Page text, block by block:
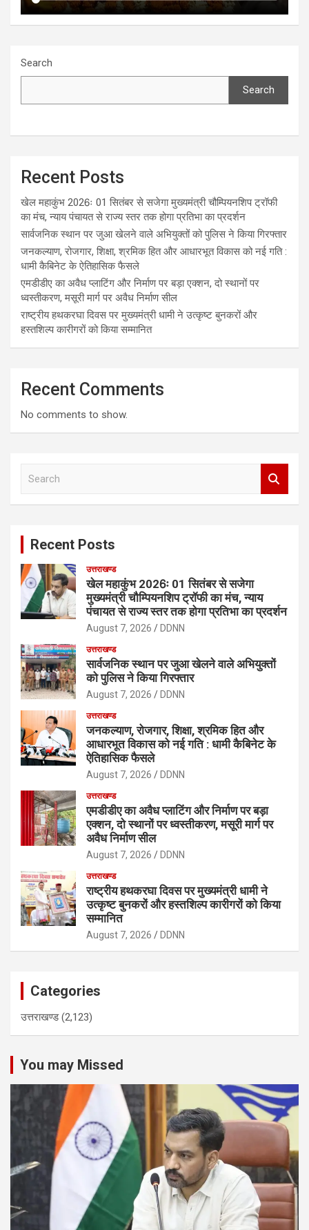
Search
Search
Recent Posts
खेल महाकुंभ 2026ः 01 सितंबर से सजेगा मुख्यमंत्री चौम्पियनशिप ट्रॉफी
का मंच, न्याय पंचायत से राज्य स्तर तक होगा प्रतिभा का प्रदर्शन
सार्वजनिक स्थान पर जुआ खेलने वाले अभियुक्तों को पुलिस ने किया गिरफ्तार
जनकल्याण, रोजगार, शिक्षा, श्रमिक हित और आधारभूत विकास को नई गति :
धामी कैबिनेट के ऐतिहासिक फैसले
एमडीडीए का अवैध प्लाटिंग और निर्माण पर बड़ा एक्शन, दो स्थानों पर
ध्वस्तीकरण, मसूरी मार्ग पर अवैध निर्माण सील
राष्ट्रीय हथकरघा दिवस पर मुख्यमंत्री धामी ने उत्कृष्ट बुनकरों और
हस्तशिल्प कारीगरों को किया सम्मानित
Recent Comments
No comments to show.
Recent Posts
उत्तराखण्ड
खेल महाकुंभ 2026ः 01 सितंबर से सजेगा
मुख्यमंत्री चौम्पियनशिप ट्रॉफी का मंच, न्याय
पंचायत से राज्य स्तर तक होगा प्रतिभा का प्रदर्शन
August 7, 2026 DDNN
उत्तराखण्ड
सार्वजनिक स्थान पर जुआ खेलने वाले अभियुक्तों
को पुलिस ने किया गिरफ्तार
August 7, 2026 DDNN
उत्तराखण्ड
जनकल्याण, रोजगार, शिक्षा, श्रमिक हित और
आधारभूत विकास को नई गति : धामी कैबिनेट के
ऐतिहासिक फैसले
August 7, 2026 DDNN
उत्तराखण्ड
एमडीडीए का अवैध प्लाटिंग और निर्माण पर बड़ा
एक्शन, दो स्थानों पर ध्वस्तीकरण, मसूरी मार्ग पर
अवैध निर्माण सील
August 7, 2026 DDNN
उत्तराखण्ड
राष्ट्रीय हथकरघा दिवस पर मुख्यमंत्री धामी ने
उत्कृष्ट बुनकरों और हस्तशिल्प कारीगरों को किया
सम्मानित
August 7, 2026 DDNN
Categories
उत्तराखण्ड(2,123)
You may Missed